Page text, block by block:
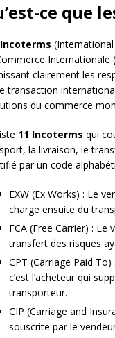
ce que
Incoterms
Internationale
clairement les
transaction
du commerce
11 Incoterms qui
la livraison, le
par un code
EXW (Ex Works) : Le
charge ensuite du
FCA (Free Carrier) :
transfert des risques
CPT (Carriage Paid
c’est l’acheteur qui
transporteur.
CIP (Carriage and
souscrite par le